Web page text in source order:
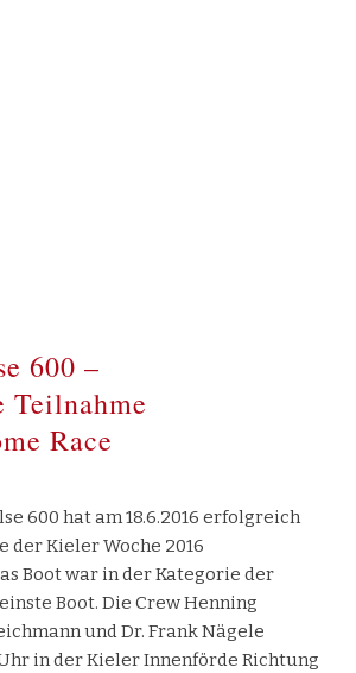
600 –
Teilnahme
Race
600 hat am 18.6.2016 erfolgreich
der Kieler Woche 2016
Boot war in der Kategorie der
Boot. Die Crew Henning
und Dr. Frank Nägele
in der Kieler Innenförde Richtung